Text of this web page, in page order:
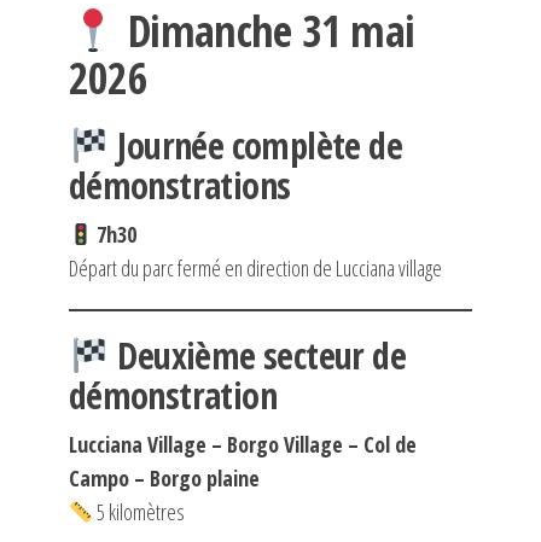
Dimanche 31 mai
2026
Journée complète de
démonstrations
7h30
Départ du parc fermé en direction de Lucciana village
Deuxième secteur de
démonstration
Lucciana Village – Borgo Village – Col de
Campo – Borgo plaine
5 kilomètres